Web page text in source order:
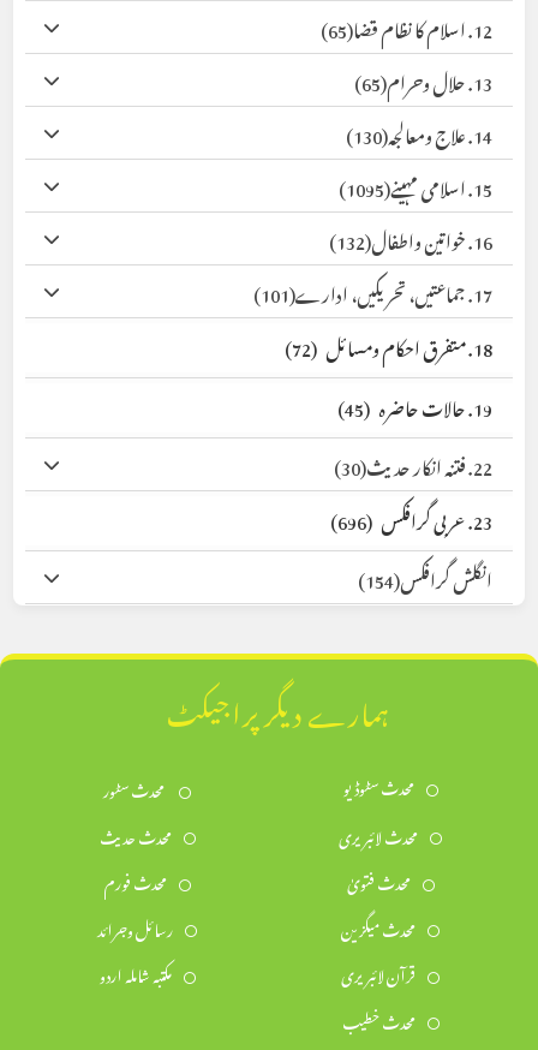
12. اسلام کا نظام قضا
(65)
13. حلال وحرام
(65)
14. علاج ومعالجہ
(130)
15. اسلامی مہینے
(1095)
16. خواتین واطفال
(132)
17. جماعتیں، تحریکیں، ادارے
(101)
18. متفرق احکام ومسائل
(72)
19. حالات حاضرہ
(45)
22. فتنہ انکار حدیث
(30)
23. عربی گرافکس
(696)
انگلش گرافکس(154)
ہمارے دیگر پراجیکٹ
محدث سٹوڈیو
محدث سٹور
محدث لائبریری
محدث حدیث
محدث فتویٰ
محدث فورم
محدث میگزین
رسائل وجرائد
قرآن لائبریری
مکتبہ شاملہ اردو
محدث خطیب